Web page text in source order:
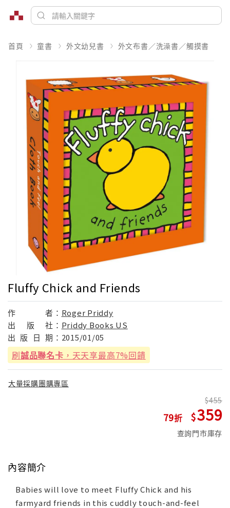
首頁 童書 外文幼兒書 外文布書／洗澡書／觸摸書
Fluffy Chick and Friends
作 者： Roger Priddy
出
版 社： Priddy Books US
出 版 日 期： 2015/01/05
刷誠品聯名卡 ，天天享最高7%回饋
大量採購團購專區
79
455
359
查詢門市庫存
內容簡介
Babies will love to meet Fluffy Chick and his
farmyard friends in this cuddly touch-and-feel